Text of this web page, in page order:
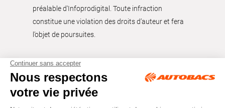
préalable d'Infoprodigital. Toute infraction
constitue une violation des droits d’auteur et fera
l’objet de poursuites.